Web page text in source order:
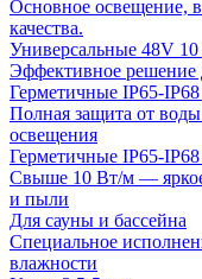
Основное освещение,
качества.
Универсальные 48V
Эффективное решение
Герметичные IP65-
Полная защита от
освещения
Герметичные IP65-
Свыше 10 Вт/м —
и пыли
Для сауны и бассейна
Специальное
влажности